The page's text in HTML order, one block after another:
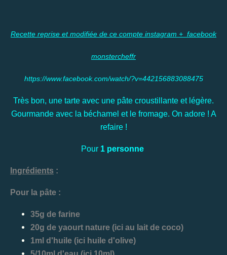
Recette reprise et modifiée de ce compte instagram + facebook
monstercheffr
https://www.facebook.com/watch/?v=442156883088475
Très bon, une tarte avec une pâte croustillante et légère.
Gourmande avec la béchamel et le fromage. On adore ! A
refaire !
Pour 1 personne
Ingrédients :
Pour la pâte :
35g de farine
20g de yaourt nature (ici au lait de coco)
1ml d'huile (ici huile d'olive)